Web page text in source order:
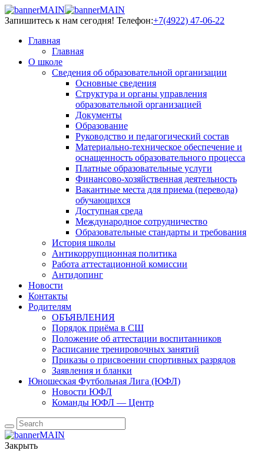
Запишитесь к нам сегодня! Телефон:+7(4922) 47-06-22
Главная
Главная
О школе
Сведения об образовательной организации
Основные сведения
Структура и органы управления
образовательной организацией
Документы
Образование
Руководство и педагогический состав
Материально-техническое обеспечение и
оснащенность образовательного процесса
Платные образовательные услуги
Финансово-хозяйственная деятельность
Вакантные места для приема (перевода)
обучающихся
Доступная среда
Международное сотрудничество
Образовательные стандарты и требования
История школы
Антикоррупционная политика
Работа аттестационной комиссии
Антидопинг
Новости
Контакты
Родителям
ОБЪЯВЛЕНИЯ
Порядок приёма в СШ
Положение об аттестации воспитанников
Расписание тренировочных занятий
Приказы о присвоении спортивных разрядов
Заявления и бланки
Юношеская Футбольная Лига (ЮФЛ)
Новости ЮФЛ
Команды ЮФЛ — Центр
Закрыть